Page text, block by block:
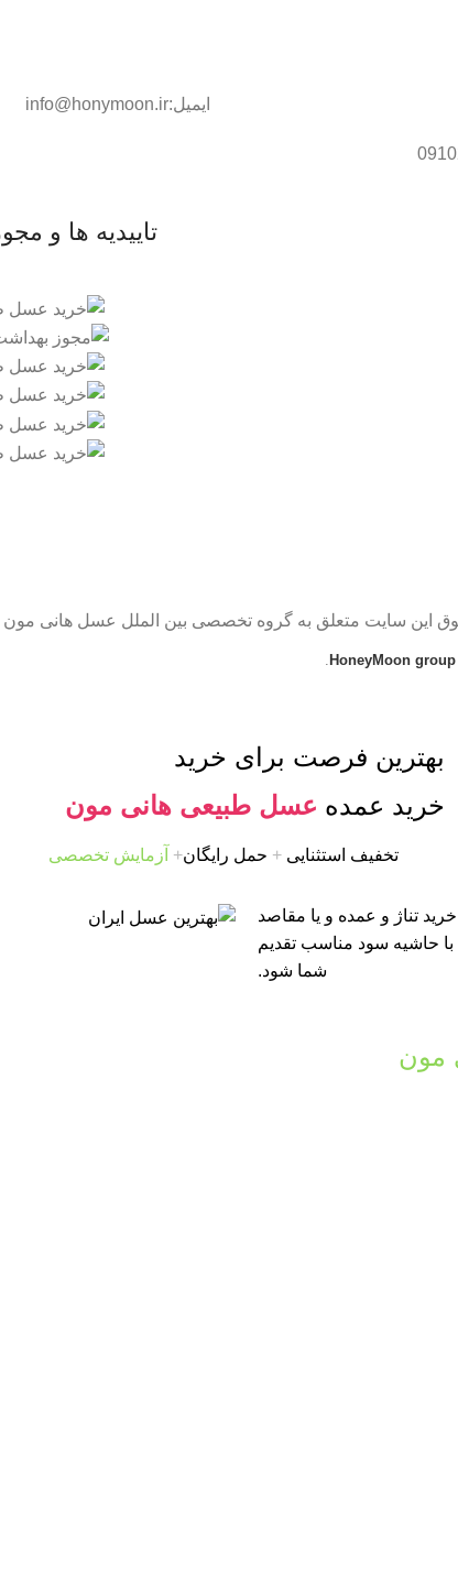
ایمیل:info@honymoon.ir
تاییدیه ها و
این سایت متعلق به گروه تخصصی بین الملل عسل هانی
HoneyMoon group
بهترین فرصت برای خرید
خرید عمده عسل طبیعی هانی مون
تخفیف استثنایی + حمل رایگان+ آزمایش تخصصی
تناژ و عمده و یا مقاصد
با حاشیه سود مناسب تقدیم
شما شود.
مون